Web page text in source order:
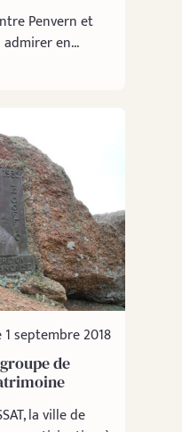
Penvern et
en...
1 septembre 2018
de
la ville de